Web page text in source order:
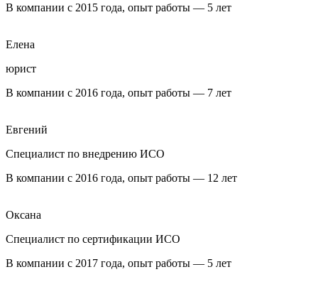
В компании с 2015 года, опыт работы — 5 лет
Елена
юрист
В компании с 2016 года, опыт работы — 7 лет
Евгений
Специалист по внедрению ИСО
В компании с 2016 года, опыт работы — 12 лет
Оксана
Специалист по сертификации ИСО
В компании с 2017 года, опыт работы — 5 лет